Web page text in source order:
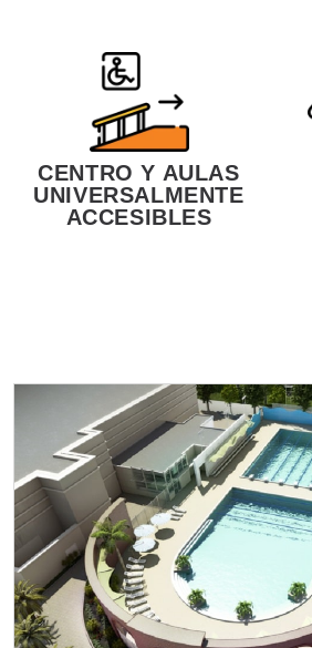
CENTRO Y AULAS
UNIVERSALMENTE
ACCESIBLES